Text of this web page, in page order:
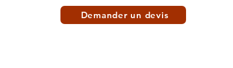
Demander un devis